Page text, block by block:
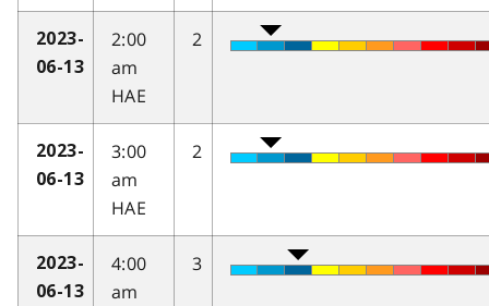
2023-
06-13
2:00
am
HAE
2
2023-
06-13
3:00
am
HAE
2
2023-
06-13
4:00
am
3